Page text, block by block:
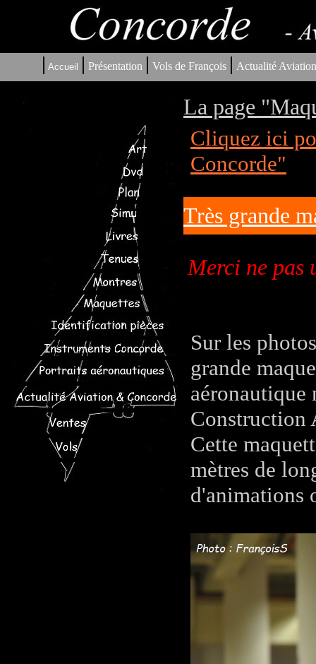
| Accueil | Présentation | Vols de François | Actualité
La page
Cliquez ici
Concorde"
Très grande
Merci ne pas
Sur les
grande
aéronautique
Construction
Cette
mètres de
d'animations